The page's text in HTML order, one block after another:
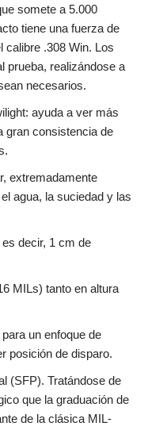
somete a 5.000
tiene una fuerza de
calibre .308 Win. Los
prueba, realizándose a
necesarios.
ayuda a ver más
gran consistencia de
extremadamente
agua, la suciedad y las
decir, 1 cm de
MILs) tanto en altura
un enfoque de
posición de disparo.
(SFP). Tratándose de
que la graduación de
de la clásica MIL-